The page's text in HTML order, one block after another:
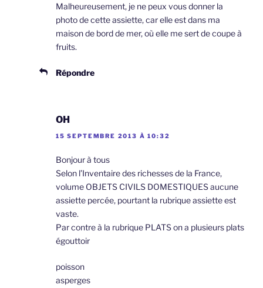
Malheureusement, je ne peux vous donner la
photo de cette assiette, car elle est dans ma
maison de bord de mer, où elle me sert de coupe à
fruits.
Répondre
OH
15 SEPTEMBRE 2013 À 10:32
Bonjour à tous
Selon l’Inventaire des richesses de la France,
volume OBJETS CIVILS DOMESTIQUES aucune
assiette percée, pourtant la rubrique assiette est
vaste.
Par contre à la rubrique PLATS on a plusieurs plats
égouttoir
poisson
asperges